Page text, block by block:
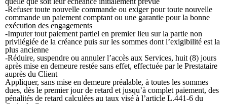
-Refuser toute nouvelle commande ou exiger pour toute nouvelle
commande un paiement comptant ou une garantie pour la bonne
exécution des engagements
-Imputer tout paiement partiel en premier lieu sur la partie non
privilégiée de la créance puis sur les sommes dont l’exigibilité est la
plus ancienne
-Réduire, suspendre ou annuler l’accès aux Services, huit (8) jours
après mise en demeure restée sans effet, effectuée par le Prestataire
auprès du Client
Appliquer, sans mise en demeure préalable, à toutes les sommes
dues, dès le premier jour de retard et jusqu’à complet paiement, des
pénalités de retard calculées au taux visé à l’article L.441-6 du